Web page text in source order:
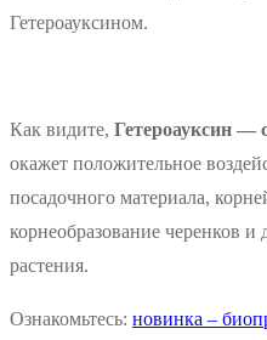
Гетероауксином.
Как видите, Гетероауксин —
окажет положительное
посадочного материала,
корнеобразование черенков и
растения.
Ознакомьтесь: новинка –